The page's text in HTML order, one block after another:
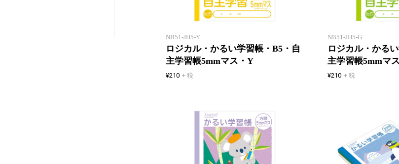
NB51-JH5-Y
ロジカル・かるい学習帳・B5・自
主学習帳5mmマス・Y
「エアー用紙」を使用
¥210 + 税
NB51-JH5-G
ロジカル・かる
主学習帳5mmマ
¥210 + 税